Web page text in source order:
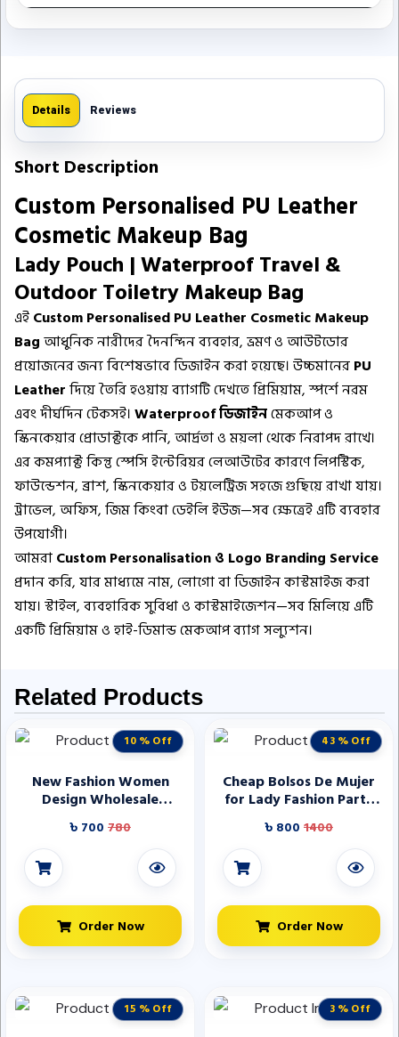
Details Reviews
Short Description
Custom Personalised PU Leather
Cosmetic Makeup Bag
Lady Pouch | Waterproof Travel &
Outdoor Toiletry Makeup Bag
এইCustom Personalised PU Leather Cosmetic Makeup
Bagআধুনিক নারীদের দৈনন্দিন ব্যবহার, ভ্রমণ ও আউটডোর
প্রয়োজনের জন্য বিশেষভাবে ডিজাইন করা হয়েছে। উচ্চমানেরPU
Leatherদিয়ে তৈরি হওয়ায় ব্যাগটি দেখতে প্রিমিয়াম, স্পর্শে নরম
এবং দীর্ঘদিন টেকসই।Waterproof ডিজাইনমেকআপ ও
স্কিনকেয়ার প্রোডাক্টকে পানি, আর্দ্রতা ও ময়লা থেকে নিরাপদ রাখে।
এর কমপ্যাক্ট কিন্তু স্পেসি ইন্টেরিয়র লেআউটের কারণে লিপস্টিক,
ফাউন্ডেশন, ব্রাশ, স্কিনকেয়ার ও টয়লেট্রিজ সহজে গুছিয়ে রাখা যায়।
ট্রাভেল, অফিস, জিম কিংবা ডেইলি ইউজ—সব ক্ষেত্রেই এটি ব্যবহার
উপযোগী।
আমরাCustom Personalisation ও Logo Branding Service
প্রদান করি, যার মাধ্যমে নাম, লোগো বা ডিজাইন কাস্টমাইজ করা
যায়। স্টাইল, ব্যবহারিক সুবিধা ও কাস্টমাইজেশন—সব মিলিয়ে এটি
একটি প্রিমিয়াম ও হাই-ডিমান্ড মেকআপ ব্যাগ সল্যুশন।
Related Products
10 % Off
New Fashion Women
Design Wholesale
Premium Factory Custom
Logo Vegan PU Leather
৳ 700 780
Order Now
43 % Off
Cheap Bolsos De Mujer
for Lady Fashion Party
Tote Bags High Quality
Women Purse Wallets for
Girls Flap Vintage
৳ 800 1400
Order Now
15 % Off 3 % Off